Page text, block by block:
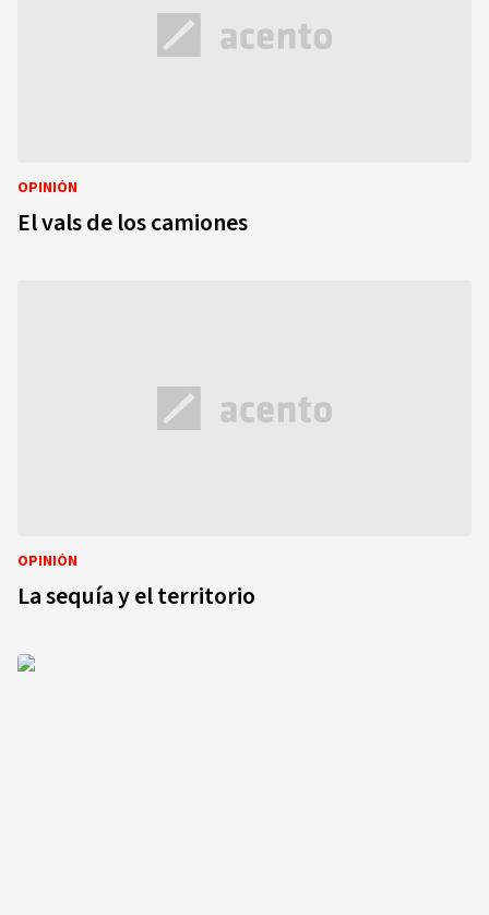
OPINIÓN
El vals de los camiones
OPINIÓN
La sequía y el territorio